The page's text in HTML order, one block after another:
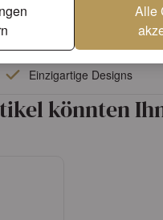
Alle
Einzigartige Designs
könnten